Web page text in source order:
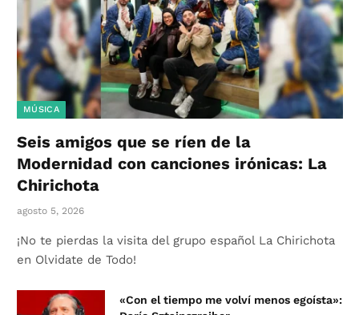
MÚSICA
Seis amigos que se ríen de la
Modernidad con canciones irónicas: La
Chirichota
agosto 5, 2026
¡No te pierdas la visita del grupo español La Chirichota
en Olvidate de Todo!
«Con el tiempo me volví menos egoísta»: